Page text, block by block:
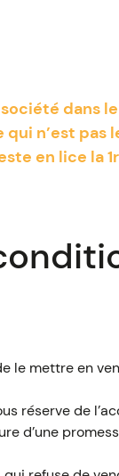
dans
n’est pas
en lice la
le mettre en
réserve de
d’une